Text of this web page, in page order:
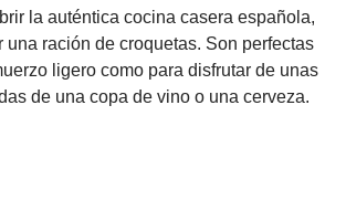
la auténtica cocina casera española,
una ración de croquetas. Son perfectas
ligero como para disfrutar de unas
de una copa de vino o una cerveza.